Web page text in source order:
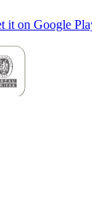
it on Google